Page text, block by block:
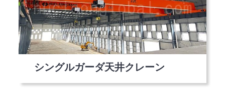
シングルガーダ天井クレーン